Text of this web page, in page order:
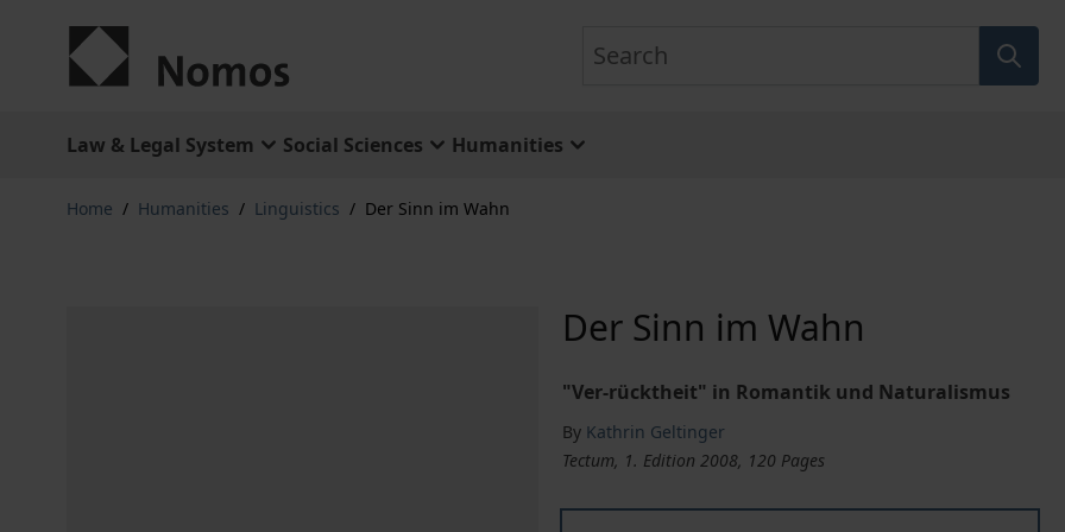
Law & Legal System Social Sciences Humanities
Home / Humanities / Linguistics / Der Sinn im Wahn
Der Sinn im Wahn
"Ver-rücktheit" in Romantik und Naturalismus
By Kathrin Geltinger
Tectum, 1. Edition 2008, 120 Pages